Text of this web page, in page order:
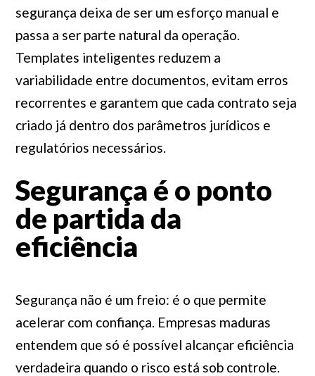
segurança deixa de ser um esforço manual e
passa a ser parte natural da operação.
Templates inteligentes reduzem a
variabilidade entre documentos, evitam erros
recorrentes e garantem que cada contrato seja
criado já dentro dos parâmetros jurídicos e
regulatórios necessários.
Segurança é o ponto
de partida da
eficiência
Segurança não é um freio: é o que permite
acelerar com confiança. Empresas maduras
entendem que só é possível alcançar eficiência
verdadeira quando o risco está sob controle.